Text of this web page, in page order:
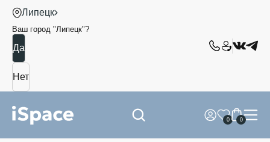
Липецк
Ваш город "Липецк"?
0 0